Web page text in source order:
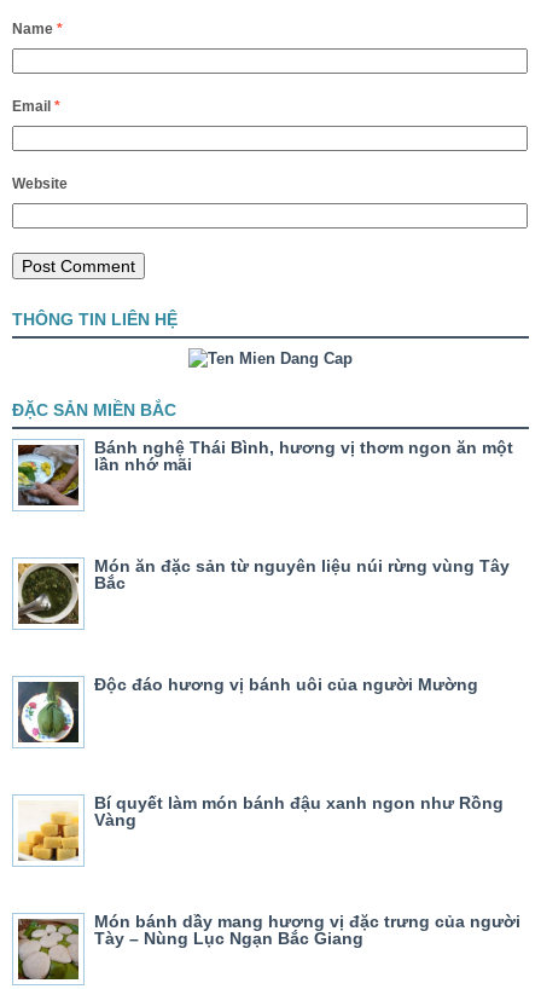
Name *
Email *
Website
THÔNG TIN LIÊN HỆ
ĐẶC SẢN MIỀN BẮC
Bánh nghệ Thái Bình, hương vị thơm ngon ăn một
lần nhớ mãi
Món ăn đặc sản từ nguyên liệu núi rừng vùng Tây
Bắc
Độc đáo hương vị bánh uôi của người Mường
Bí quyết làm món bánh đậu xanh ngon như Rồng
Vàng
Món bánh dầy mang hương vị đặc trưng của người
Tày – Nùng Lục Ngạn Bắc Giang